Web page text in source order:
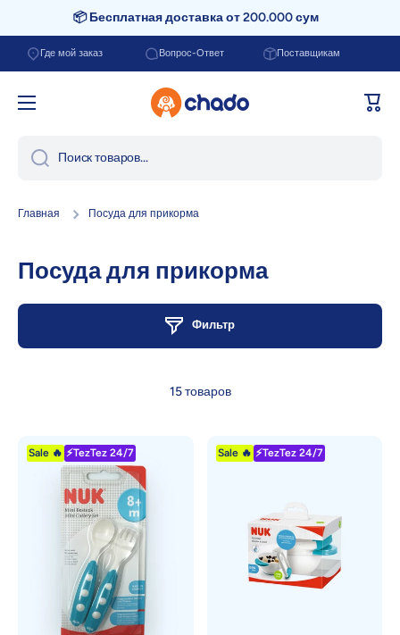
Перейти к содержанию
📦 Бесплатная доставка от 200.000 сум
Где мой заказ Вопрос-Ответ Поставщикам
Поиск товаров...
Главная Посуда для прикорма
Посуда для прикорма
Фильтр
15 товаров
Sale 🔥 ⚡TezTez 24/7 Sale 🔥 ⚡TezTez 24/7